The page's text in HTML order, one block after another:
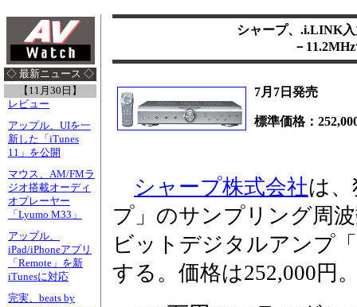
◇ 最新ニュース ◇
【11月30日】
レビュー
アップル、UIを一
新した「iTunes
11」を公開
マウス、AM/FMラ
ジオ搭載オーディ
オプレーヤー
「Lyumo M33」
アップル、
iPad/iPhoneアプリ
「Remote」を新
iTunesに対応
完実、beats by
シャープ、.i.LINK
－
7月7日発売
標準価格：
シャープ株式会社は
プ」のサンプリング周
ビットデジタルアンプ
する。価格は252,000円